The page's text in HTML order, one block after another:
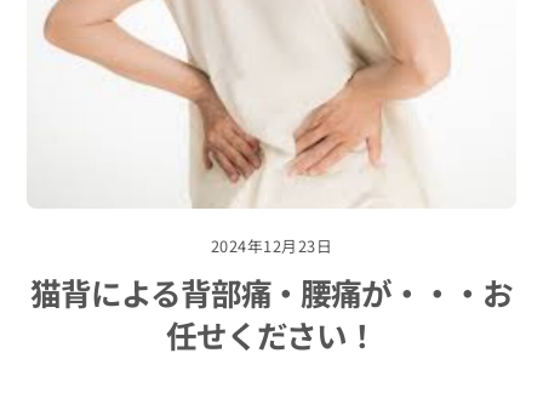
2024年12月23日
猫背による背部痛・腰痛が・・・お
任せください！